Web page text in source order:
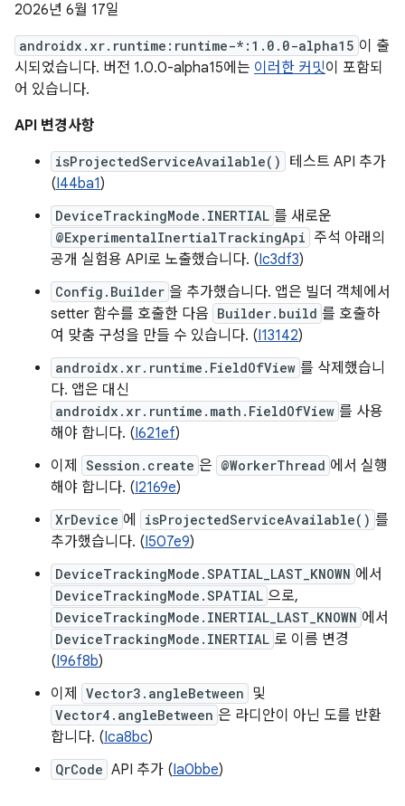
2026년 6월 17일
androidx.xr.runtime:runtime-*:1.0.0-alpha15 이 출
시되었습니다. 버전 1.0.0-alpha15에는 이러한 커밋이 포함되
어 있습니다.
API 변경사항
isProjectedServiceAvailable()
테스트 API 추가
(I44ba1)
DeviceTrackingMode.INERTIAL 를 새로운
@ExperimentalInertialTrackingApi 주석 아래의
공개 실험용 API로 노출했습니다. (Ic3df3)
Config.Builder 을 추가했습니다. 앱은 빌더 객체에서
setter 함수를 호출한 다음 Builder.build 를 호출하
여 맞춤 구성을 만들 수 있습니다. (I13142)
androidx.xr.runtime.FieldOfView 를 삭제했습니
다. 앱은 대신
androidx.xr.runtime.math.FieldOfView 를 사용
해야 합니다. (I621ef)
이제
Session.create 은 @WorkerThread 에서 실행
해야 합니다. (I2169e)
XrDevice 에 isProjectedServiceAvailable() 를
추가했습니다. (I507e9)
DeviceTrackingMode.SPATIAL_LAST_KNOWN 에서
DeviceTrackingMode.SPATIAL 으로,
DeviceTrackingMode.INERTIAL_LAST_KNOWN 에서
DeviceTrackingMode.INERTIAL 로 이름 변경
(I96f8b)
이제
Vector3.angleBetween 및
Vector4.angleBetween 은 라디안이 아닌 도를 반환
합니다. (Ica8bc)
QrCode API 추가 (Ia0bbe)